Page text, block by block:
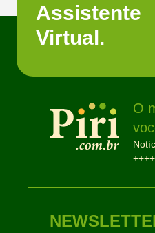
Assistente
Virtual.
O
++++